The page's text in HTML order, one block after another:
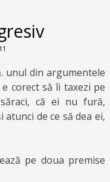
unul din argumentele
corect să îi taxezi pe
că ei nu fură,
de ce să dea ei,
pe doua premise